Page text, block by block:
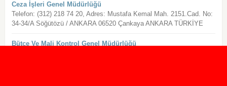
Ceza İşleri Genel Müdürlüğü
Telefon: (312) 218 74 20, Adres: Mustafa Kemal Mah. 2151.Cad. No:
34-34/A Söğütözü / ANKARA 06520 Çankaya ANKARA TÜRKİYE
Bütçe Ve Mali Kontrol Genel Müdürlüğü